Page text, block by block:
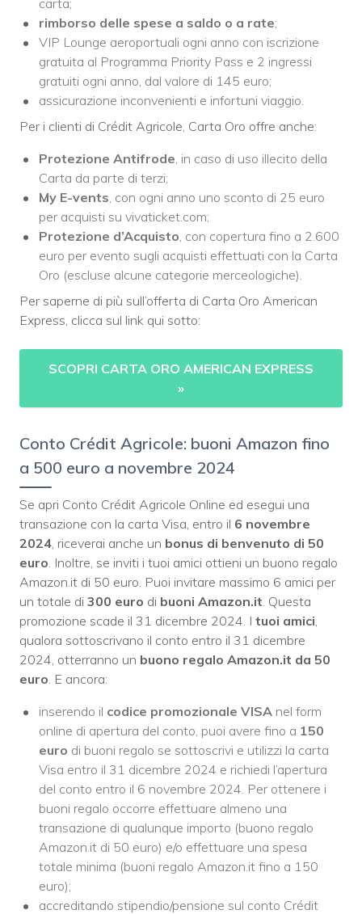
rimborso delle spese a saldo o a rate;
VIP Lounge aeroportuali ogni anno con iscrizione
gratuita al Programma Priority Pass e 2 ingressi
gratuiti ogni anno, dal valore di 145 euro;
assicurazione inconvenienti e infortuni viaggio.
Per i clienti di Crédit Agricole, Carta Oro offre anche:
Protezione Antifrode , in caso di uso illecito della
Carta da parte di terzi;
My E-vents , con ogni anno uno sconto di 25 euro
per acquisti su vivaticket.com;
Protezione d’Acquisto , con copertura fino a 2.600
euro per evento sugli acquisti effettuati con la Carta
Oro (escluse alcune categorie merceologiche).
Per saperne di più sull’offerta di Carta Oro American
Express, clicca sul link qui sotto:
SCOPRI CARTA ORO AMERICAN EXPRESS
»
Conto Crédit Agricole: buoni Amazon fino
a 500 euro a novembre 2024
Se apri Conto Crédit Agricole Online ed esegui una
transazione con la carta Visa, entro il 6 novembre
2024 , riceverai anche un bonus di benvenuto di 50
euro . Inoltre, se inviti i tuoi amici ottieni un buono regalo
Amazon.it di 50 euro. Puoi invitare massimo 6 amici per
un totale di 300 euro di buoni Amazon.it . Questa
promozione scade il 31 dicembre 2024. I tuoi amici
qualora sottoscrivano il conto entro il 31 dicembre
2024, otterranno un buono regalo Amazon.it da 50
euro . E ancora:
inserendo il codice promozionale VISA nel form
online di apertura del conto, puoi avere fino a 150
euro di buoni regalo se sottoscrivi e utilizzi la carta
Visa entro il 31 dicembre 2024 e richiedi l’apertura
del conto entro il 6 novembre 2024. Per ottenere i
buoni regalo occorre effettuare almeno una
transazione di qualunque importo (buono regalo
Amazon.it di 50 euro) e/o effettuare una spesa
totale minima (buoni regalo Amazon.it fino a 150
euro);
accreditando stipendio/pensione sul conto Crédit